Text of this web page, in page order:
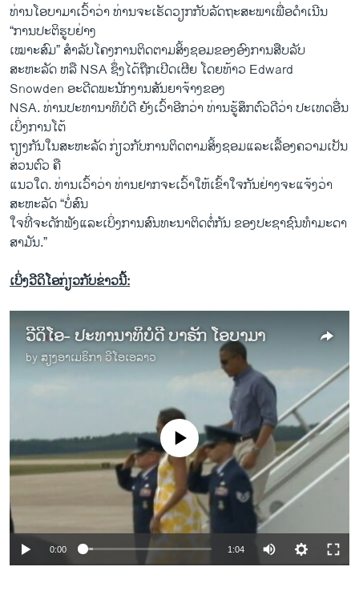
ທ່ານໂອບາມາເວົ້າວ່າ ທ່ານຈະເຮັດວຽກກັບລັດຖະສະພາເພື່ອດໍາເນີນ
“ການປະຕິຮູບຢ່າງ
ເໝາະສົມ” ສໍາລັບໂຄງການຕິດຕາມ​ສິ້ງ​ຊອມ​ຂອງ​ອົງການ​ສືບ​ລັບ​
ສະຫະລັດ ຫລື NSA ຊຶ່ງໄດ້ຖືກເປີດເຜີຍ ໂດຍທ້າ​ວ Edward
Snowden ອະດີດພະນັກງານສັນຍາຈ້າງ​ຂອງ
NSA. ທ່ານປະທານາທິບໍດີ ຍັງເວົ້າອີກວ່າ ທ່ານຮູ້ສຶກຕົວດີວ່າ ປະເທດອື່ນ
ເບິ່ງການໂຕ້
ຖຽງກັນໃນສະຫະລັດ ກ່ຽວກັບການຕິດຕາມ​ສິ້ງ​ຊອມແລະເລື້ອງຄວາມ​ເປັນ
ສ່ວນຕົວ ຄື
ແນວໃດ. ທ່ານເວົ້າວ່າ ທ່ານຢາກຈະເວົ້າໃຫ້ເຂົ້າໃຈກັນຢ່າງຈະແຈ້ງວ່າ
ສະຫະລັດ “ບໍ່ສົນ
ໃຈທີ່ຈະດັກຟັງແລະເບິ່ງການສົນທະນາຕິດຕໍ່ກັນ ຂອງປະຊາຊົນທໍາມະດາ
ສາມັນ.”
ເບິ່ງວີດິໂອກ່ຽວກັບຂ່າວນີ້:
ວີດິໂອ- ປະທານາທິບໍດີ ບາຣັກ ໂອບາມາ
by ສຽງອາເມຣິກາ ວີໂອເອລາວ
No media source currently available
0:00 1:04